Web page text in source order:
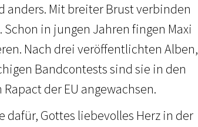
anders. Mit breiter Brust verbinden
in jungen Jahren fingen Maxi
Nach drei veröffentlichten Alben,
Bandcontests sind sie in den
der EU angewachsen.
dafür, Gottes liebevolles Herz in der